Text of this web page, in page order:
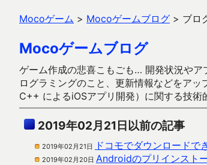
Mocoゲーム > Mocoゲームブログ > ブロ
Mocoゲームブログ
ゲーム作成の悲喜こもごも… 開発状況や
ログラミングのこと、更新情報などをア
C++ によるiOSアプリ開発）に関する技術
2019年02月21日以前の記事
2019年02月21日 ドコモでダウンロードで
2019年02月20日 Androidのプリインスト